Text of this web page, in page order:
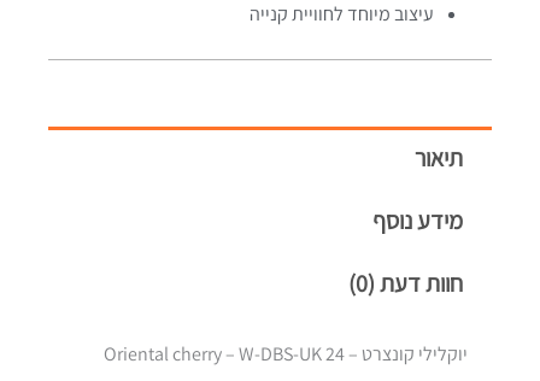
עיצוב מיוחד לחוויית קנייה
תיאור
מידע נוסף
חוות דעת (0)
יוקלילי קונצרט – Oriental cherry – W-DBS-UK 24